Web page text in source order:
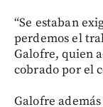
“Se estaban
perdemos el
Galofre, quien
cobrado por el
Galofre